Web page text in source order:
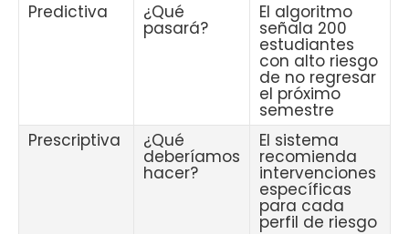
Predictiva
¿Qué
pasará?
El algoritmo
señala 200
estudiantes
con alto riesgo
de no regresar
el próximo
semestre
Prescriptiva
¿Qué
deberíamos
hacer?
El sistema
recomienda
intervenciones
específicas
para cada
perfil de riesgo